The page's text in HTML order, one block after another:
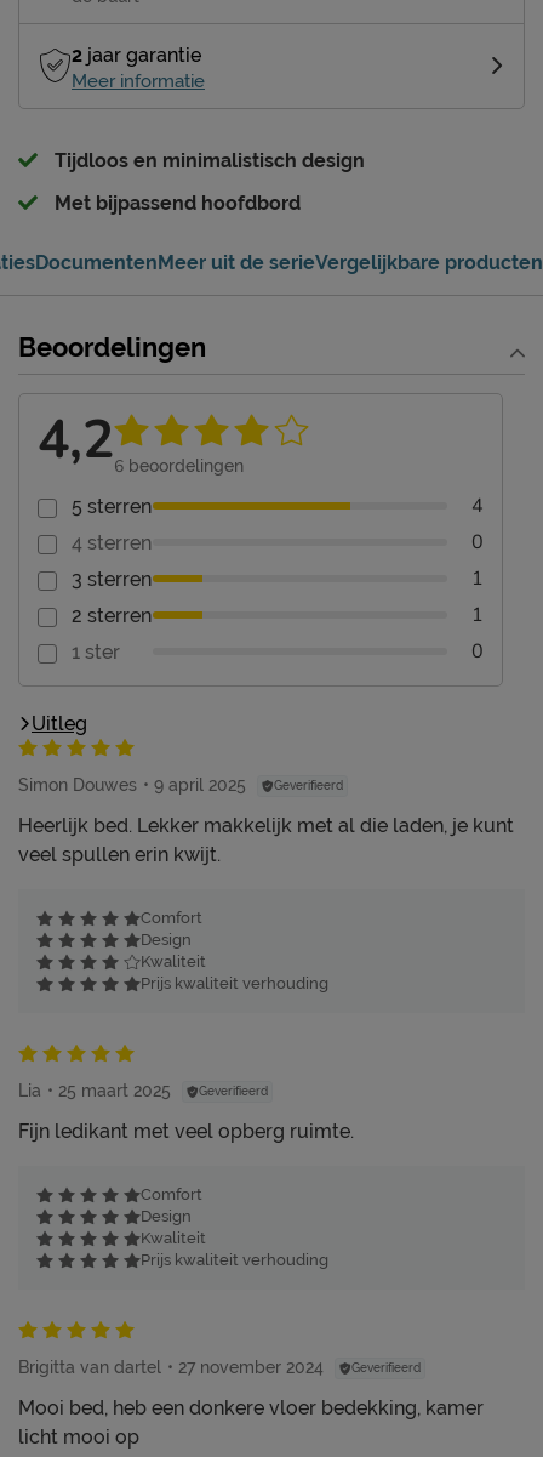
2 jaar garantie
Meer informatie
Tijdloos en minimalistisch design
Met bijpassend hoofdbord
DocumentenMeer uit de serieVergelijkbare producten
Beoordelingen
4,26 beoordelingen
5 sterren 4
4 sterren 0
3 sterren 1
2 sterren 1
1 ster 0
Uitleg
Simon Douwes 9 april 2025 Geverifieerd
Heerlijk bed. Lekker makkelijk met al die laden, je kunt
veel spullen erin kwijt.
Comfort
Design
Kwaliteit
Prijs kwaliteit verhouding
Lia 25 maart 2025 Geverifieerd
Fijn ledikant met veel opberg ruimte.
Comfort
Design
Kwaliteit
Prijs kwaliteit verhouding
Brigitta van dartel 27 november 2024 Geverifieerd
Mooi bed, heb een donkere vloer bedekking, kamer
licht mooi op